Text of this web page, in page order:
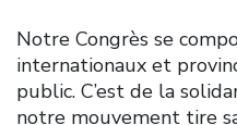
Notre Congrès se
internationaux et
public. C’est de la
notre mouvement tire